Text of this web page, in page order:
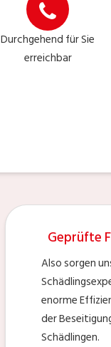
Durchgehend für Sie
erreichbar
Geprüfte
Also sorgen
enorme
der
Schädlingen.